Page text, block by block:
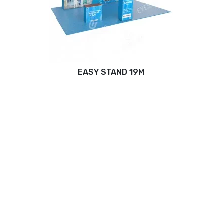
EASY STAND 19M